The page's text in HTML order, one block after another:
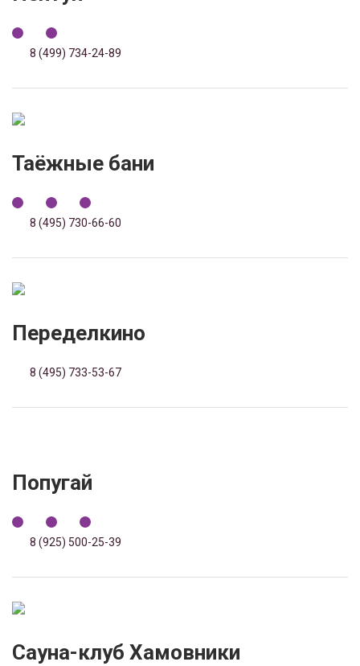
8 (499) 734-24-89
Таёжные бани
8 (495) 730-66-60
Переделкино
8 (495) 733-53-67
Попугай
8 (925) 500-25-39
Сауна-клуб Хамовники